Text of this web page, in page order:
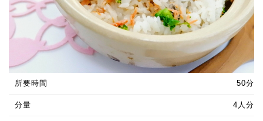
所要時間 50分
分量 4人分